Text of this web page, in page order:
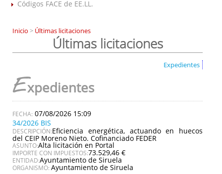
Códigos FACE de EE.LL.
Inicio > Últimas licitaciones
Últimas licitaciones
Expedientes
Expedientes
07/08/2026 15:09
34/2026 BIS
DESCRIPCIÓN:Eficiencia energética, actuando en huecos
del CEIP Moreno Nieto. Cofinanciado FEDER
ASUNTO:Alta licitación en Portal
IMPORTE CON IMPUESTOS:73.529,46 €
ENTIDAD:Ayuntamiento de Siruela
ORGANISMO: Ayuntamiento de Siruela